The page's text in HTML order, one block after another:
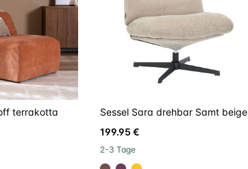
terrakotta
Sessel Sara drehbar Samt beige
199.95 €
2-3 Tage